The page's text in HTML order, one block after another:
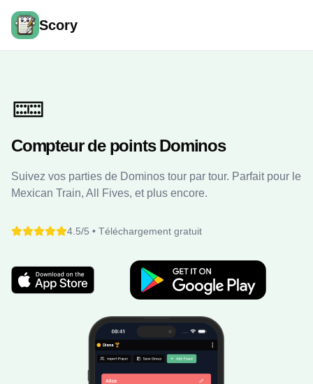
Scory
🁡
Compteur de points Dominos
Suivez vos parties de Dominos tour par tour. Parfait pour le
Mexican Train, All Fives, et plus encore.
4.5/5 • Téléchargement gratuit